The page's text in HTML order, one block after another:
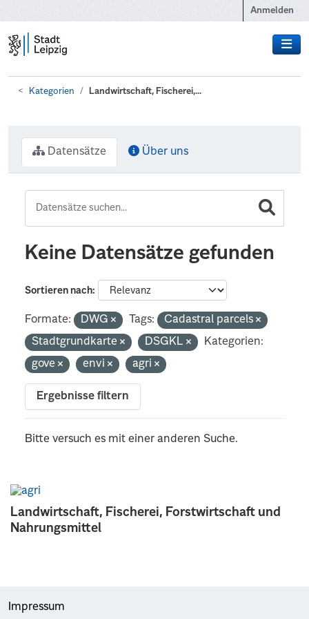
Anmelden
Kategorien Landwirtschaft, Fischerei,...
Landwirtschaft, Fischerei, Forstwirtschaft und
Nahrungsmittel
Datensätze Über uns
Keine Datensätze gefunden
Sortieren nach
Formate: DWG Tags:
Cadastral parcels
Stadtgrundkarte
DSGKL
Kategorien:
gove
envi agri
Ergebnisse filtern
Bitte versuch es mit einer anderen Suche.
Impressum